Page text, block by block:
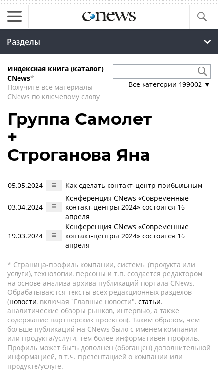
Разделы
Индексная книга (каталог)
CNews*
Получите все материалы
CNews по ключевому слову
Все категории 199002 ▼
Группа Самолет
+
Строганова Яна
05.05.2024 Как сделать контакт-центр прибыльным
03.04.2024
Конференция CNews «Современные
контакт-центры 2024» состоится 16
апреля
19.03.2024
Конференция CNews «Современные
контакт-центры 2024» состоится 16
апреля
* Страница-профиль компании, системы (продукта или
услуги), технологии, персоны и т.п. создается редактором
на основе анализа архива публикаций портала CNews.
Обрабатываются тексты всех редакционных разделов
(новости, включая "Главные новости", статьи,
аналитические обзоры рынков, интервью, а также
содержание партнёрских проектов). Таким образом, чем
больше публикаций на CNews было с именем компании
или продукта/услуги, тем более информативен профиль.
Профиль может быть дополнен (обогащен) дополнительной
информацией, в т.ч. презентацией о компании или
продукте/услуге.